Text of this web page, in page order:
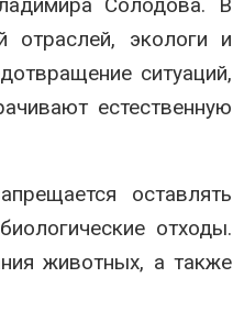
отраслей, экологи и
ситуаций,
естественную
оставлять
отходы.
животных, а также